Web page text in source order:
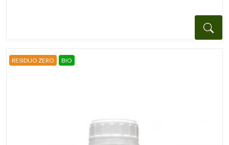
RESIDUO ZERO BIO